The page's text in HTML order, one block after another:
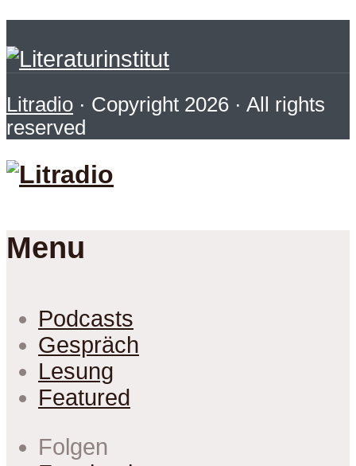
Litradio · Copyright 2026 · All rights
reserved
Menu
Podcasts
Gespräch
Lesung
Featured
Folgen